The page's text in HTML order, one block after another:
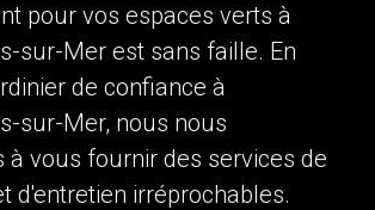
pour vos espaces verts à
sur-Mer est sans faille. En
de confiance à
sur-Mer, nous nous
à vous fournir des services de
d'entretien irréprochables.